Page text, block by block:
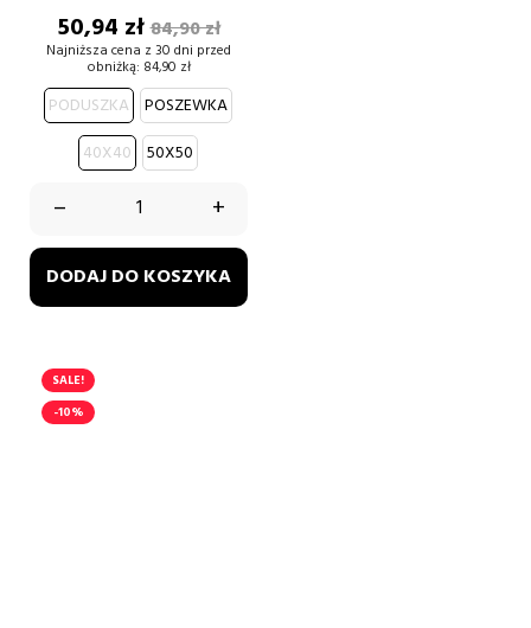
Cena
50,94 złCena
podstawowa
84,90 zł
Najniższa cena z 30 dni przed
obniżką: 84,90 zł
PODUSZKA
POSZEWKA
40X40
50X50
– +
DODAJ DO KOSZYKA
SALE!
-10%